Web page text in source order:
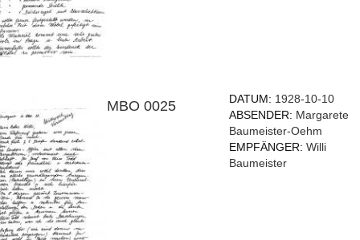
MBO 0025 DATUM: 1928-10-10
ABSENDER: Margarete
Baumeister-Oehm
EMPFÄNGER:Willi
Baumeister